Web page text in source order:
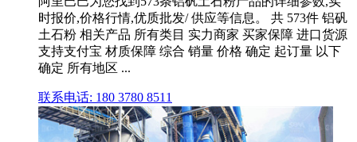
时报价,价格行情,优质批发/ 供应等信息。 共 573件 铝矾
土石粉 相关产品 所有类目 实力商家 买家保障 进口货源
支持支付宝 材质保障 综合 销量 价格 确定 起订量 以下
确定 所有地区 ...
联系电话: 180 3780 8511